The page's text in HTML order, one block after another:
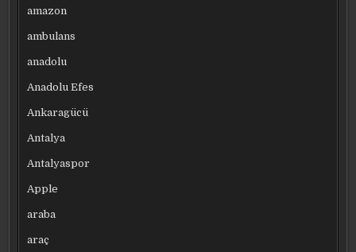
amazon
ambulans
anadolu
Anadolu Efes
Ankaragücü
Antalya
Antalyaspor
Apple
araba
araç